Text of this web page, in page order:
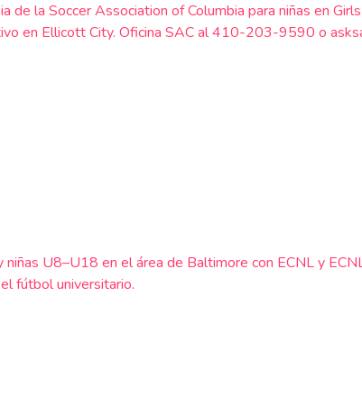
de la Soccer Association of Columbia para niñas en
en Ellicott City. Oficina SAC al 410-203-9590 o
U8–U18 en el área de Baltimore con ECNL y
fútbol universitario.